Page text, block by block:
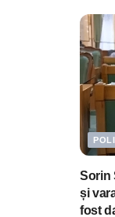
Sorin
și
fost